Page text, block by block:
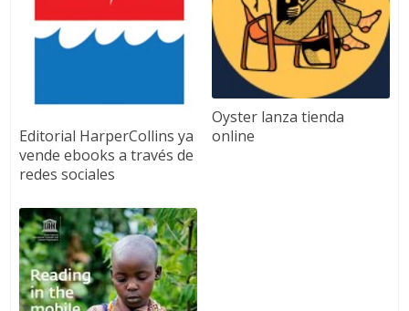
Editorial HarperCollins ya
vende ebooks a través de
redes sociales
Oyster lanza tienda
online